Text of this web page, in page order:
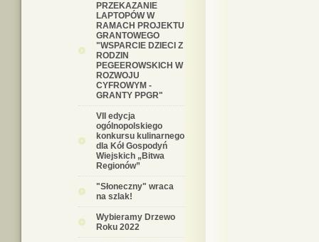
PRZEKAZANIE
LAPTOPÓW W
RAMACH PROJEKTU
GRANTOWEGO
"WSPARCIE DZIECI Z
RODZIN
PEGEEROWSKICH W
ROZWOJU
CYFROWYM -
GRANTY PPGR"
VII edycja
ogólnopolskiego
konkursu kulinarnego
dla Kół Gospodyń
Wiejskich „Bitwa
Regionów”
"Słoneczny" wraca
na szlak!
Wybieramy Drzewo
Roku 2022